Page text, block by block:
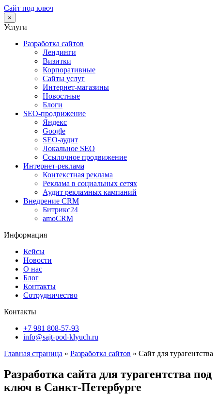
Сайт под ключ
×
Услуги
Разработка сайтов
Лендинги
Визитки
Корпоративные
Сайты услуг
Интернет-магазины
Новостные
Блоги
SEO-продвижение
Яндекс
Google
SEO-аудит
Локальное SEO
Ссылочное продвижение
Интернет-реклама
Контекстная реклама
Реклама в социальных сетях
Аудит рекламных кампаний
Внедрение CRM
Битрикс24
amoCRM
Информация
Кейсы
Новости
О нас
Блог
Контакты
Сотрудничество
Контакты
+7 981 808-57-93
info@sajt-pod-klyuch.ru
Главная страница » Разработка сайтов » Сайт для турагентства
Разработка сайта для турагентства под
ключ в Санкт-Петербурге